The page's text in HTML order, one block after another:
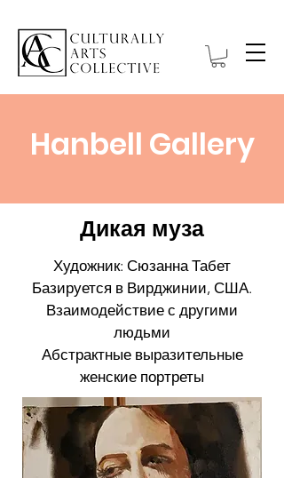
Hanbell Gallery
Дикая муза
Художник: Сюзанна Табет
Базируется в Вирджинии, США.
Взаимодействие с другими
людьми
Абстрактные выразительные
женские портреты